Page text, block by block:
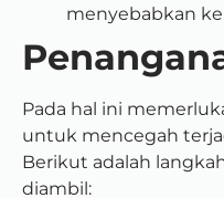
menyebabkan
Pada hal ini
untuk mencegah
Berikut adalah
diambil: